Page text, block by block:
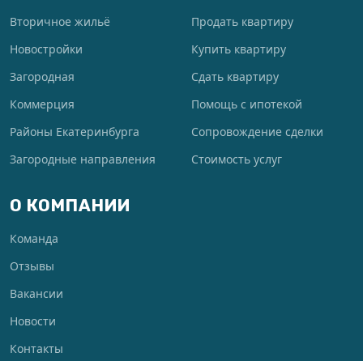
Вторичное жильё
Новостройки
Загородная
Коммерция
Районы Екатеринбурга
Загородные направления
Продать квартиру
Купить квартиру
Сдать квартиру
Помощь с ипотекой
Сопровождение сделки
Стоимость услуг
О КОМПАНИИ
Команда
Отзывы
Вакансии
Новости
Контакты